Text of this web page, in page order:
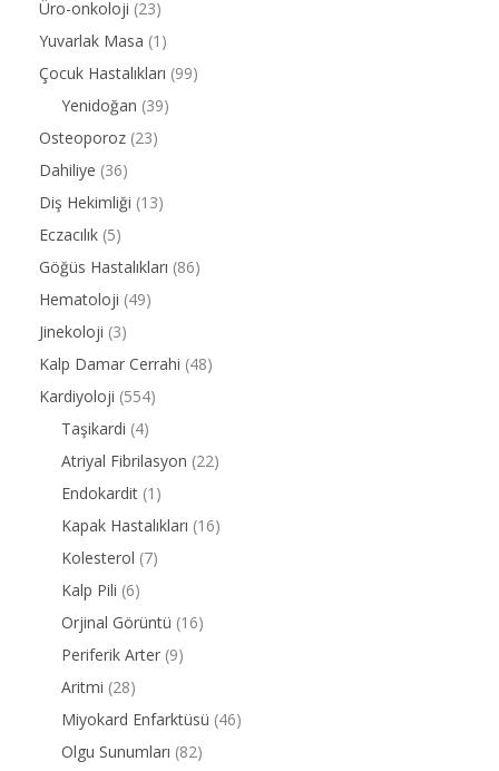
Üro-onkoloji (23)
Yuvarlak Masa (1)
Çocuk Hastalıkları (99)
Yenidoğan (39)
Osteoporoz (23)
Dahiliye (36)
Diş Hekimliği (13)
Eczacılık (5)
Göğüs Hastalıkları (86)
Hematoloji (49)
Jinekoloji (3)
Kalp Damar Cerrahi (48)
Kardiyoloji (554)
Taşikardi (4)
Atriyal Fibrilasyon (22)
Endokardit (1)
Kapak Hastalıkları (16)
Kolesterol (7)
Kalp Pili (6)
Orjinal Görüntü (16)
Periferik Arter (9)
Aritmi (28)
Miyokard Enfarktüsü (46)
Olgu Sunumları (82)